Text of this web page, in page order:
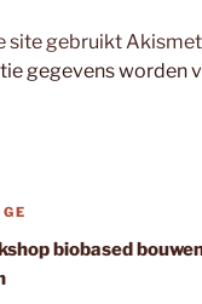
site gebruikt
gegevens worden
biobased